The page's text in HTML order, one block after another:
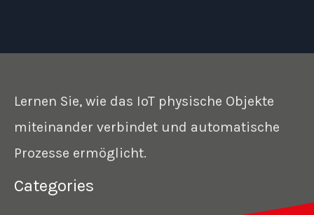
Lernen Sie, wie das IoT physische Objekte
miteinander verbindet und automatische
Prozesse ermöglicht.
Categories